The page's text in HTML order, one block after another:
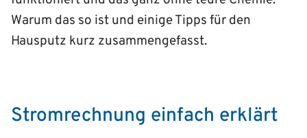
Warum das so ist und einige Tipps für den
Hausputz kurz zusammengefasst.
Stromrechnung einfach erklärt